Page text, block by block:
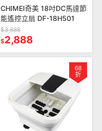
CHIMEI奇美 18吋DC馬達節
能遙控立扇 DF-18H501
$3,688
$2,888
68
折